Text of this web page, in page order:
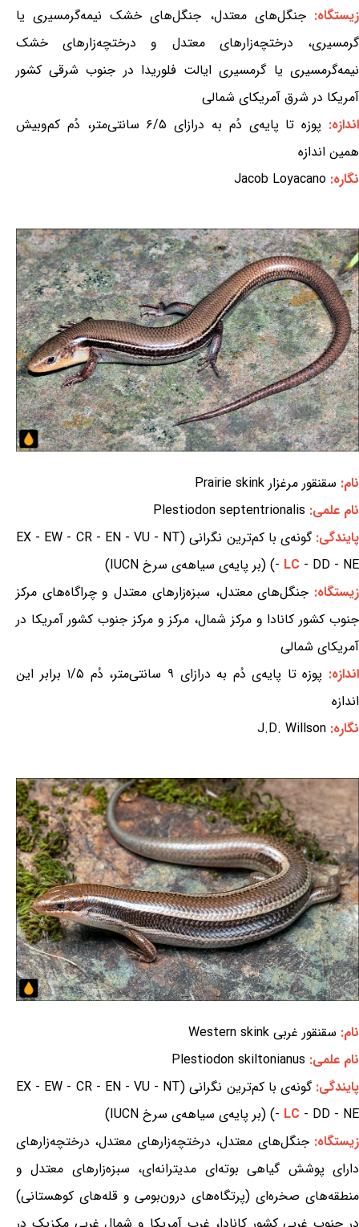
زیستگاه:جنگل‌های معتدل، جنگل‌های خشک نیمه‌گرمسیری یا
گرمسیری، درختچه‌زارهای معتدل و درختچه‌زارهای خشک
نیمه‌گرمسیری یا گرمسیری ایالت فلوریدا در جنوب شرقی کشور
آمریکا در شرق آمریکای شمالی
اندازه:
پوزه تا پایه‌ی دُم به درازای ۶/۵ سانتی‌متر، دُم کم‌وبیش
همین اندازه
نگاره: Jacob Loyacano
نام: سقنقور مرغزار Prairie skink
نام علمی: Plestiodon septentrionalis
پایندگی:
گونه‌ی با کم‌ترین نگرانی (EX - EW - CR - EN - VU - NT
- LC - DD - NE) (بر پایه‌ی سیاهه‌ی سرخ IUCN)
زیستگاه: جنگل‌های معتدل، سبزه‌زارهای معتدل و چراگاه‌های مرکز
جنوب کشور کانادا و مرکز شمال، مرکز و مرکز جنوب کشور آمریکا در
آمریکای شمالی
اندازه:
پوزه تا پایه‌ی دُم به درازای ۹ سانتی‌متر، دُم ۱/۵ برابر این
اندازه
نگاره: J.D. Willson
نام: سقنقور غربی Western skink
نام علمی: Plestiodon skiltonianus
پایندگی:
گونه‌ی با کم‌ترین نگرانی (EX - EW - CR - EN - VU - NT
- LC - DD - NE) (بر پایه‌ی سیاهه‌ی سرخ IUCN)
زیستگاه:جنگل‌های معتدل، درختچه‌زارهای معتدل، درختچه‌زارهای
دارای پوشش گیاهی بوته‌ای مدیترانه‌ای، سبزه‌زارهای معتدل و
منطقه‌های صخره‌ای (پرتگاه‌های درون‌بومی و قله‌های کوهستانی)